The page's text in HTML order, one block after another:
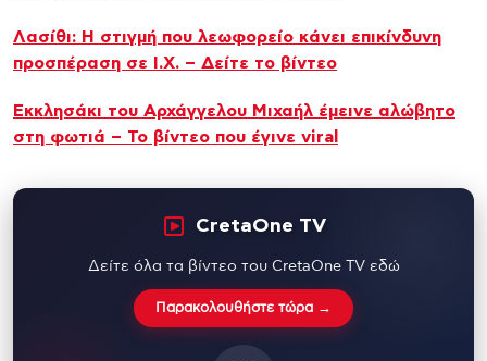
Λασίθι: Η στιγμή που λεωφορείο κάνει επικίνδυνη
προσπέραση σε Ι.Χ. – Δείτε το βίντεο
Εκκλησάκι του Αρχάγγελου Μιχαήλ έμεινε αλώβητο
στη φωτιά – Το βίντεο που έγινε viral
CretaOne TV
Δείτε όλα τα βίντεο του CretaOne TV εδώ
Παρακολουθήστε τώρα →